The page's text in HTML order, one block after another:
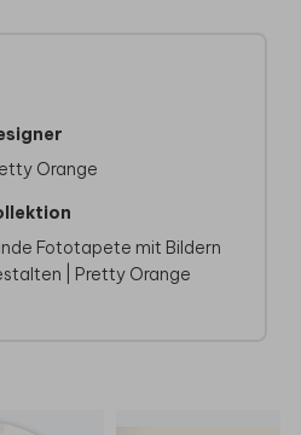
Orange
Fototapete mit Bildern
| Pretty Orange